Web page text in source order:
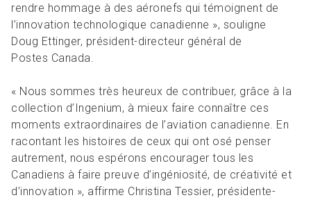
rendre hommage à des aéronefs qui témoignent de
l’innovation technologique canadienne », souligne
Doug Ettinger, président-directeur général de
Postes Canada.
« Nous sommes très heureux de contribuer, grâce à la
collection d’Ingenium, à mieux faire connaître ces
moments extraordinaires de l’aviation canadienne. En
racontant les histoires de ceux qui ont osé penser
autrement, nous espérons encourager tous les
Canadiens à faire preuve d’ingéniosité, de créativité et
d’innovation », affirme Christina Tessier, présidente-